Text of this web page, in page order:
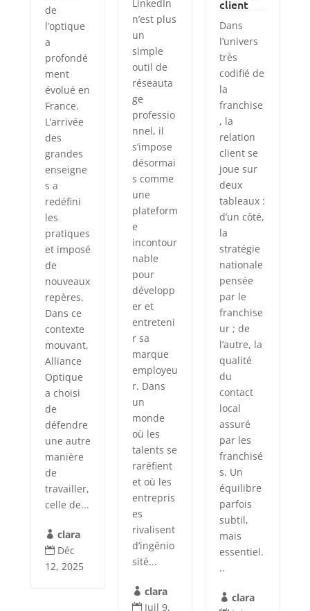
de
l’optique
a
profondé
ment
évolué en
France.
L’arrivée
des
grandes
enseigne
s a
redéfini
les
pratiques
et imposé
de
nouveaux
repères.
Dans ce
contexte
mouvant,
Alliance
Optique
a choisi
de
défendre
une autre
manière
de
travailler,
celle de...
 clara
 Déc
12, 2025
LinkedIn
n’est plus
un
simple
outil de
réseauta
ge
professio
nnel, il
s’impose
désormai
s comme
une
plateform
e
incontour
nable
pour
développ
er et
entreteni
r sa
marque
employeu
r. Dans
un
monde
où les
talents se
raréfient
et où les
entrepris
es
rivalisent
d’ingénio
sité...
 clara
 Juil 9,
client
Dans
l’univers
très
codifié de
la
franchise
, la
relation
client se
joue sur
deux
tableaux :
d’un côté,
la
stratégie
nationale
pensée
par le
franchise
ur ; de
l’autre, la
qualité
du
contact
local
assuré
par les
franchisé
s. Un
équilibre
parfois
subtil,
mais
essentiel.
..
 clara